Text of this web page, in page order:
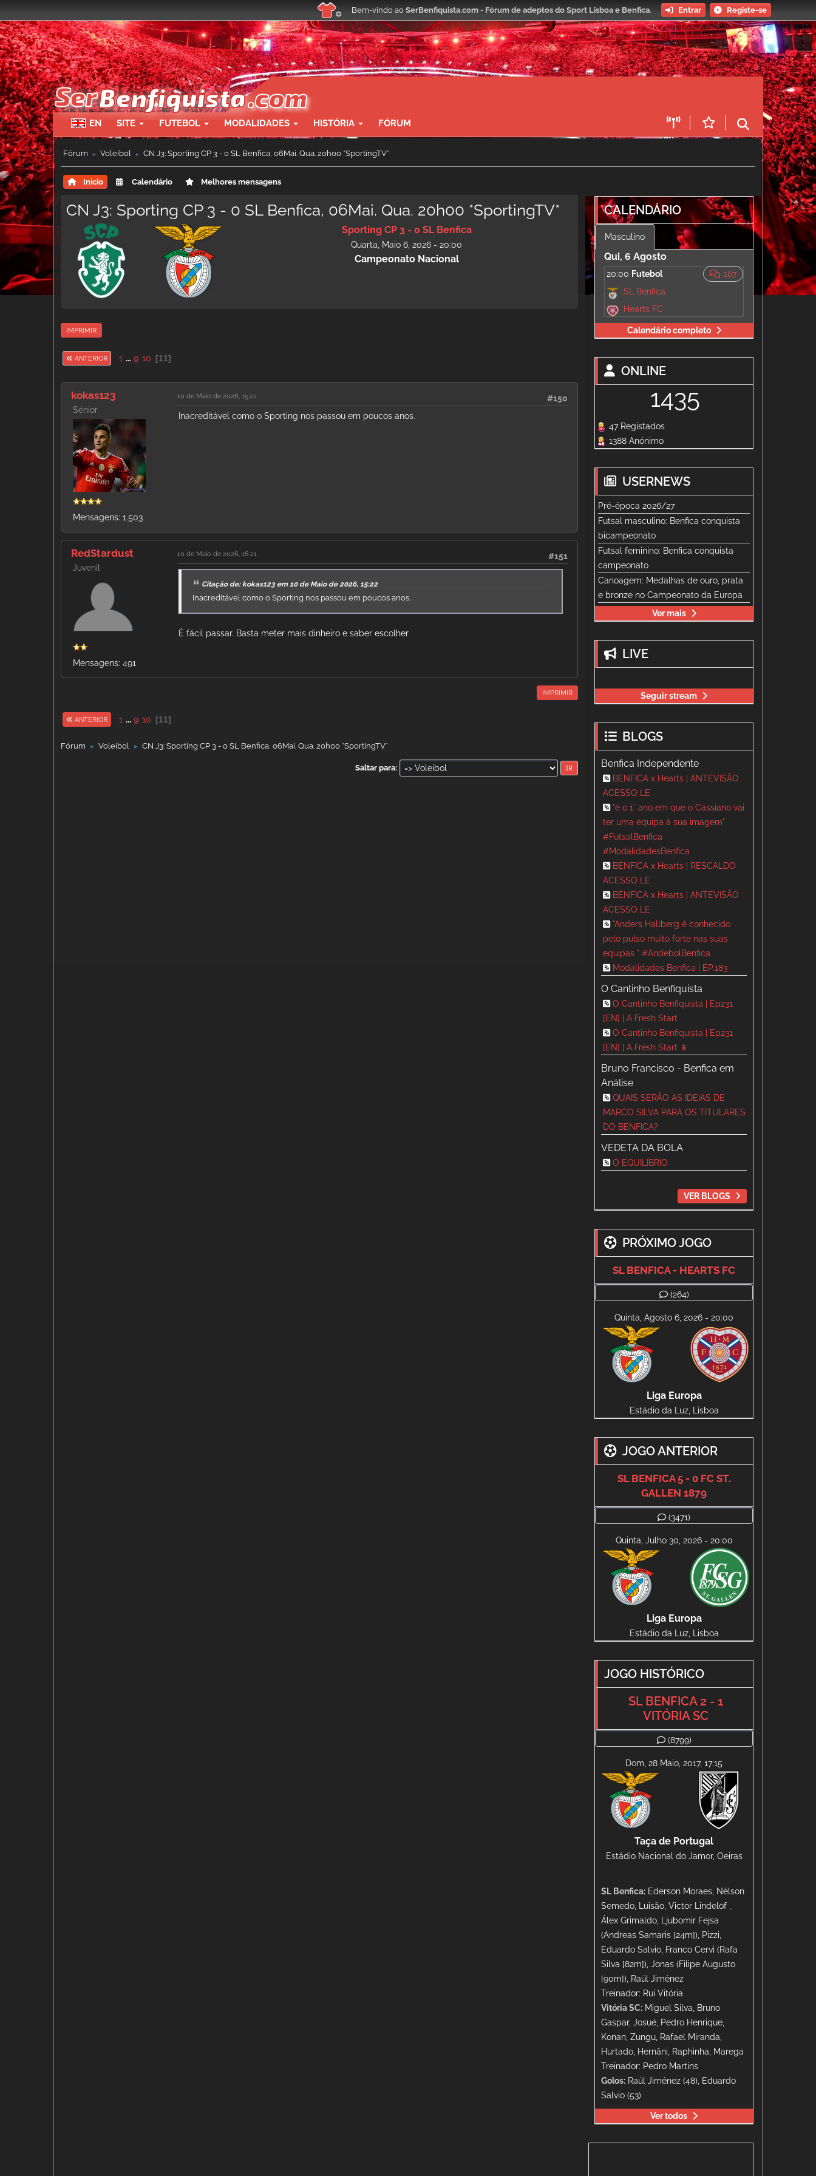
Bem-vindo ao SerBenfiquista.com - Fórum de adeptos do Sport Lisboa e Benfica. Entrar Registe-se
EN SITE FUTEBOL MODALIDADES HISTÓRIA FÓRUM
Fórum ► Voleibol ► CN J3: Sporting CP 3 - 0 SL Benfica, 06Mai. Qua. 20h00 *SportingTV*
Início Calendário Melhores mensagens
CN J3: Sporting CP 3 - 0 SL Benfica, 06Mai. Qua. 20h00 *SportingTV*
Sporting CP 3 - 0 SL Benfica
Quarta, Maio 6, 2026 - 20:00
Campeonato Nacional
IMPRIMIR
ANTERIOR 1 ... 9 10 11
kokas123
Sénior
Mensagens: 1.503
#150
10 de Maio de 2026, 15:22
Inacreditável como o Sporting nos passou em poucos anos.
RedStardust
Juvenil
Mensagens: 491
#151
10 de Maio de 2026, 16:21
Citação de: kokas123 em 10 de Maio de 2026, 15:22
Inacreditável como o Sporting nos passou em poucos anos.
É fácil passar. Basta meter mais dinheiro e saber escolher
IMPRIMIR
ANTERIOR 1 ... 9 10 11
Fórum ► Voleibol ► CN J3: Sporting CP 3 - 0 SL Benfica, 06Mai. Qua. 20h00 *SportingTV*
Saltar para
CALENDÁRIO
Masculino
Qui, 6 Agosto
167
20:00 Futebol
SL Benfica
Hearts FC
Calendário completo
ONLINE
1435
47 Registados
1388 Anónimo
USERNEWS
Pré-época 2026/27
Futsal masculino: Benfica conquista
bicampeonato
Futsal feminino: Benfica conquista
campeonato
Canoagem: Medalhas de ouro, prata
e bronze no Campeonato da Europa
Ver mais
LIVE
Seguir stream
BLOGS
Benfica Independente
BENFICA x Hearts | ANTEVISÃO
ACESSO LE
"é o 1° ano em que o Cassiano vai
ter uma equipa à sua imagem"
#FutsalBenfica
#ModalidadesBenfica
BENFICA x Hearts | RESCALDO
ACESSO LE
BENFICA x Hearts | ANTEVISÃO
ACESSO LE
"Anders Hallberg é conhecido
pelo pulso muito forte nas suas
equipas " #AndebolBenfica
Modalidades Benfica | EP.183
O Cantinho Benfiquista
O Cantinho Benfiquista | Ep231
[EN] | A Fresh Start
O Cantinho Benfiquista | Ep231
[EN] | A Fresh Start 📱
Bruno Francisco - Benfica em
Análise
QUAIS SERÃO AS IDEIAS DE
MARCO SILVA PARA OS TITULARES
DO BENFICA?
VEDETA DA BOLA
O EQUILÍBRIO
VER BLOGS
PRÓXIMO JOGO
SL BENFICA - HEARTS FC
(264)
Quinta, Agosto 6, 2026 - 20:00
Liga Europa
Estádio da Luz, Lisboa
JOGO ANTERIOR
SL BENFICA 5 - 0 FC ST.
GALLEN 1879
(3471)
Quinta, Julho 30, 2026 - 20:00
Liga Europa
Estádio da Luz, Lisboa
JOGO HISTÓRICO
SL BENFICA 2 - 1
VITÓRIA SC
(8799)
Dom, 28 Maio, 2017, 17:15
Taça de Portugal
Estádio Nacional do Jamor, Oeiras
SL Benfica: Ederson Moraes, Nélson
Semedo, Luisão, Victor Lindelöf ,
Álex Grimaldo, Ljubomir Fejsa
(Andreas Samaris [24m]), Pizzi,
Eduardo Salvio, Franco Cervi (Rafa
Silva [82m]), Jonas (Filipe Augusto
[90m]), Raúl Jiménez
Treinador: Rui Vitória
Vitória SC: Miguel Silva, Bruno
Gaspar, Josué, Pedro Henrique,
Konan, Zungu, Rafael Miranda,
Hurtado, Hernâni, Raphinha, Marega
Treinador: Pedro Martins
Golos: Raúl Jiménez (48), Eduardo
Salvio (53)
Ver todos